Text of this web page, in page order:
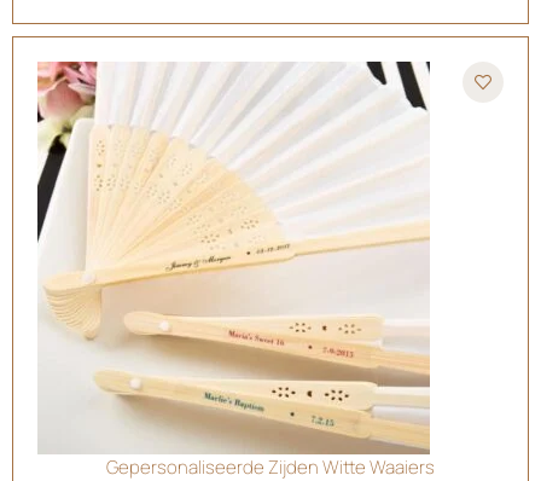
Gepersonaliseerde Zijden Witte Waaiers